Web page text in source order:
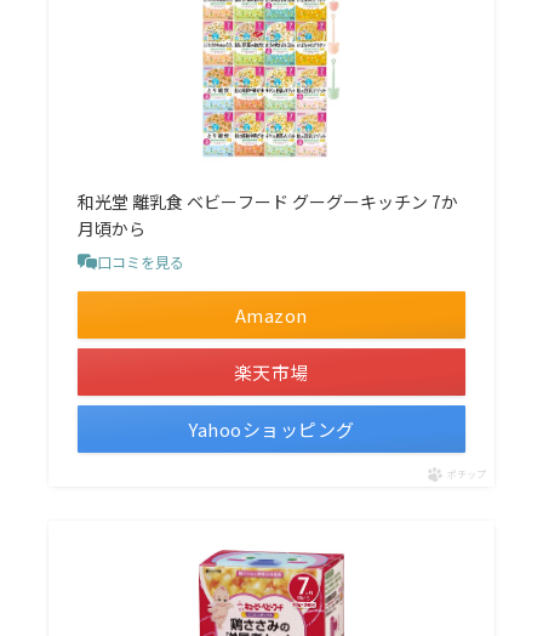
和光堂 離乳食 ベビーフード グーグーキッチン 7か
月頃から
口コミを見る
Amazon
楽天市場
Yahooショッピング
ポチップ